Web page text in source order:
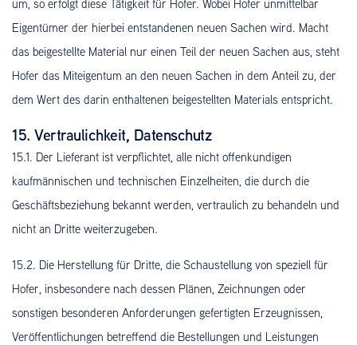
um, so erfolgt diese Tätigkeit für Hofer. Wobei Hofer unmittelbar
Eigentümer der hierbei entstandenen neuen Sachen wird. Macht
das beigestellte Material nur einen Teil der neuen Sachen aus, steht
Hofer das Miteigentum an den neuen Sachen in dem Anteil zu, der
dem Wert des darin enthaltenen beigestellten Materials entspricht.
15. Vertraulichkeit, Datenschutz
15.1. Der Lieferant ist verpflichtet, alle nicht offenkundigen
kaufmännischen und technischen Einzelheiten, die durch die
Geschäftsbeziehung bekannt werden, vertraulich zu behandeln und
nicht an Dritte weiterzugeben.
15.2. Die Herstellung für Dritte, die Schaustellung von speziell für
Hofer, insbesondere nach dessen Plänen, Zeichnungen oder
sonstigen besonderen Anforderungen gefertigten Erzeugnissen,
Veröffentlichungen betreffend die Bestellungen und Leistungen